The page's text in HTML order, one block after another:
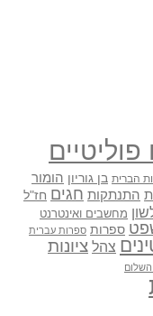
הברית בן גוריון הומור
התנתקות חגים חז"ל
מחשבים ואינטרנט
ספרות ספרות עברית
צהל ציונות